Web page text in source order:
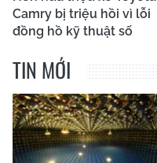
Camry bị triệu hồi vì lỗi
đồng hồ kỹ thuật số
TIN MỚI